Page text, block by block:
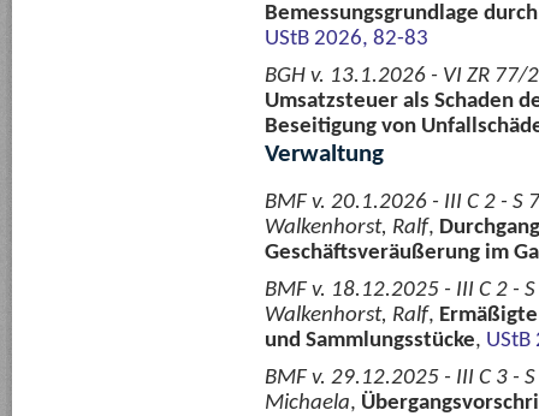
Bemessungsgrundlage
UStB 2026, 82-83
BGH v. 13.1.2026 - VI ZR
Umsatzsteuer als Schaden
Beseitigung von
Verwaltung
BMF v. 20.1.2026 - III C 2 -
Walkenhorst, Ralf,
Geschäftsveräußerung im
BMF v. 18.12.2025 - III C 2
Walkenhorst, Ralf,
und Sammlungsstücke,
BMF v. 29.12.2025 - III C 3
Michaela,